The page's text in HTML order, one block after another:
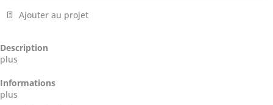
Ajouter au projet
Description
plus
Informations
plus